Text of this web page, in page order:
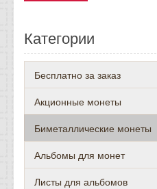
Категории
Бесплатно за заказ
Акционные монеты
Биметаллические монеты
Альбомы для монет
Листы для альбомов